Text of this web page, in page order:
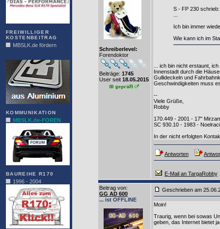
FREIWILLIGER
KOSTENBEITRAG
MBSLK.de fördern
KOMMUNIKATION
MBSLK.de-FOREN
BAUREIHE R170
1996 - 2004
Schreiberlevel:
Forendoktor
Beiträge: 1745
User seit 18.05.2015
S - FP 230 schrieb:
Ich bin immer
Wie kann ich im
... ich bin nicht erstaunt,
Innenstadt durch die
Gullideckeln und
Geschwindigkeiten muss
--
Viele Grüße,
Robby
170.449 - 2001 - 17"
SC 930.10 - 1983 -
In der nicht erfolgten
Antworten
E-Mail an TargaRobby
Beitrag von:
GG AD 600
... ist OFFLINE
Geschrieben am
Moin!
Traurig, wenn bei sowas
geben, das Internet bietet